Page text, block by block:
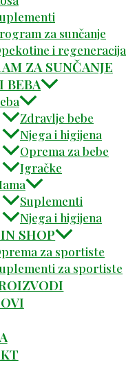
za sunčanje
i regeneracija
ZA SUNČANJE
BEBA
Zdravlje bebe
Njega i higijena
Oprema za bebe
Igračke
Suplementi
Njega i higijena
SHOP
za sportiste
za sportiste